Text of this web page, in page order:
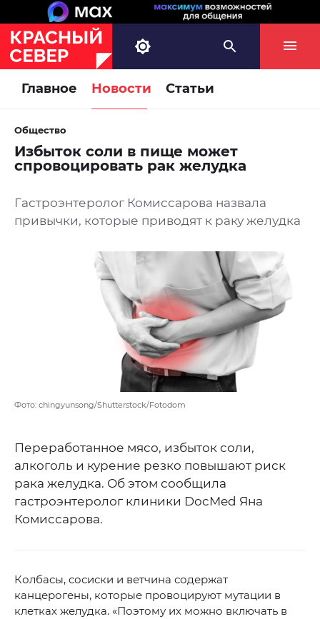
Главное Новости Статьи
Общество
Избыток соли в пище может
спровоцировать рак желудка
Гастроэнтеролог Комиссарова назвала
привычки, которые приводят к раку желудка
Фото: chingyunsong/Shutterstock/Fotodom
Переработанное мясо, избыток соли,
алкоголь и курение резко повышают риск
рака желудка. Об этом сообщила
гастроэнтеролог клиники DocMed Яна
Комиссарова.
Колбасы, сосиски и ветчина содержат
канцерогены, которые провоцируют мутации в
клетках желудка. «Поэтому их можно включать в